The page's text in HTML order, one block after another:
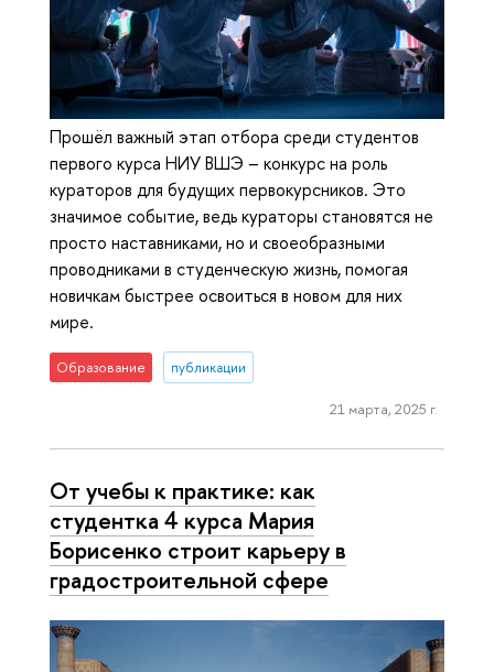
Прошёл важный этап отбора среди студентов
первого курса НИУ ВШЭ – конкурс на роль
кураторов для будущих первокурсников. Это
значимое событие, ведь кураторы становятся не
просто наставниками, но и своеобразными
проводниками в студенческую жизнь, помогая
новичкам быстрее освоиться в новом для них
мире.
Образование публикации
21 марта, 2025 г.
От учебы к практике: как
студентка 4 курса Мария
Борисенко строит карьеру в
градостроительной сфере